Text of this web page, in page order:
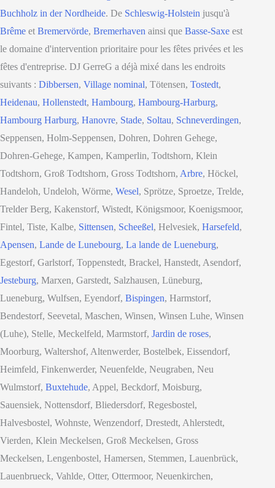
Buchholz in der Nordheide. De Schleswig-Holstein jusqu'à
Brême et Bremervörde, Bremerhaven ainsi que Basse-Saxe est
le domaine d'intervention prioritaire pour les fêtes privées et les
fêtes d'entreprise. DJ GerreG a déjà mixé dans les endroits
suivants : Dibbersen, Village nominal, Tötensen, Tostedt,
Heidenau, Hollenstedt, Hambourg, Hambourg-Harburg,
Hambourg Harburg, Hanovre, Stade, Soltau, Schneverdingen,
Seppensen, Holm-Seppensen, Dohren, Dohren Gehege,
Dohren-Gehege, Kampen, Kamperlin, Todtshorn, Klein
Todtshorn, Groß Todtshorn, Gross Todtshorn, Arbre, Höckel,
Handeloh, Undeloh, Wörme, Wesel, Sprötze, Sproetze, Trelde,
Trelder Berg, Kakenstorf, Wistedt, Königsmoor, Koenigsmoor,
Fintel, Tiste, Kalbe, Sittensen, Scheeßel, Helvesiek, Harsefeld,
Apensen, Lande de Lunebourg, La lande de Lueneburg,
Egestorf, Garlstorf, Toppenstedt, Brackel, Hanstedt, Asendorf,
Jesteburg, Marxen, Garstedt, Salzhausen, Lüneburg,
Lueneburg, Wulfsen, Eyendorf, Bispingen, Harmstorf,
Bendestorf, Seevetal, Maschen, Winsen, Winsen Luhe, Winsen
(Luhe), Stelle, Meckelfeld, Marmstorf, Jardin de roses,
Moorburg, Waltershof, Altenwerder, Bostelbek, Eissendorf,
Heimfeld, Finkenwerder, Neuenfelde, Neugraben, Neu
Wulmstorf, Buxtehude, Appel, Beckdorf, Moisburg,
Sauensiek, Nottensdorf, Bliedersdorf, Regesbostel,
Halvesbostel, Wohnste, Wenzendorf, Drestedt, Ahlerstedt,
Vierden, Klein Meckelsen, Groß Meckelsen, Gross
Meckelsen, Lengenbostel, Hamersen, Stemmen, Lauenbrück,
Lauenbrueck, Vahlde, Otter, Ottermoor, Neuenkirchen,